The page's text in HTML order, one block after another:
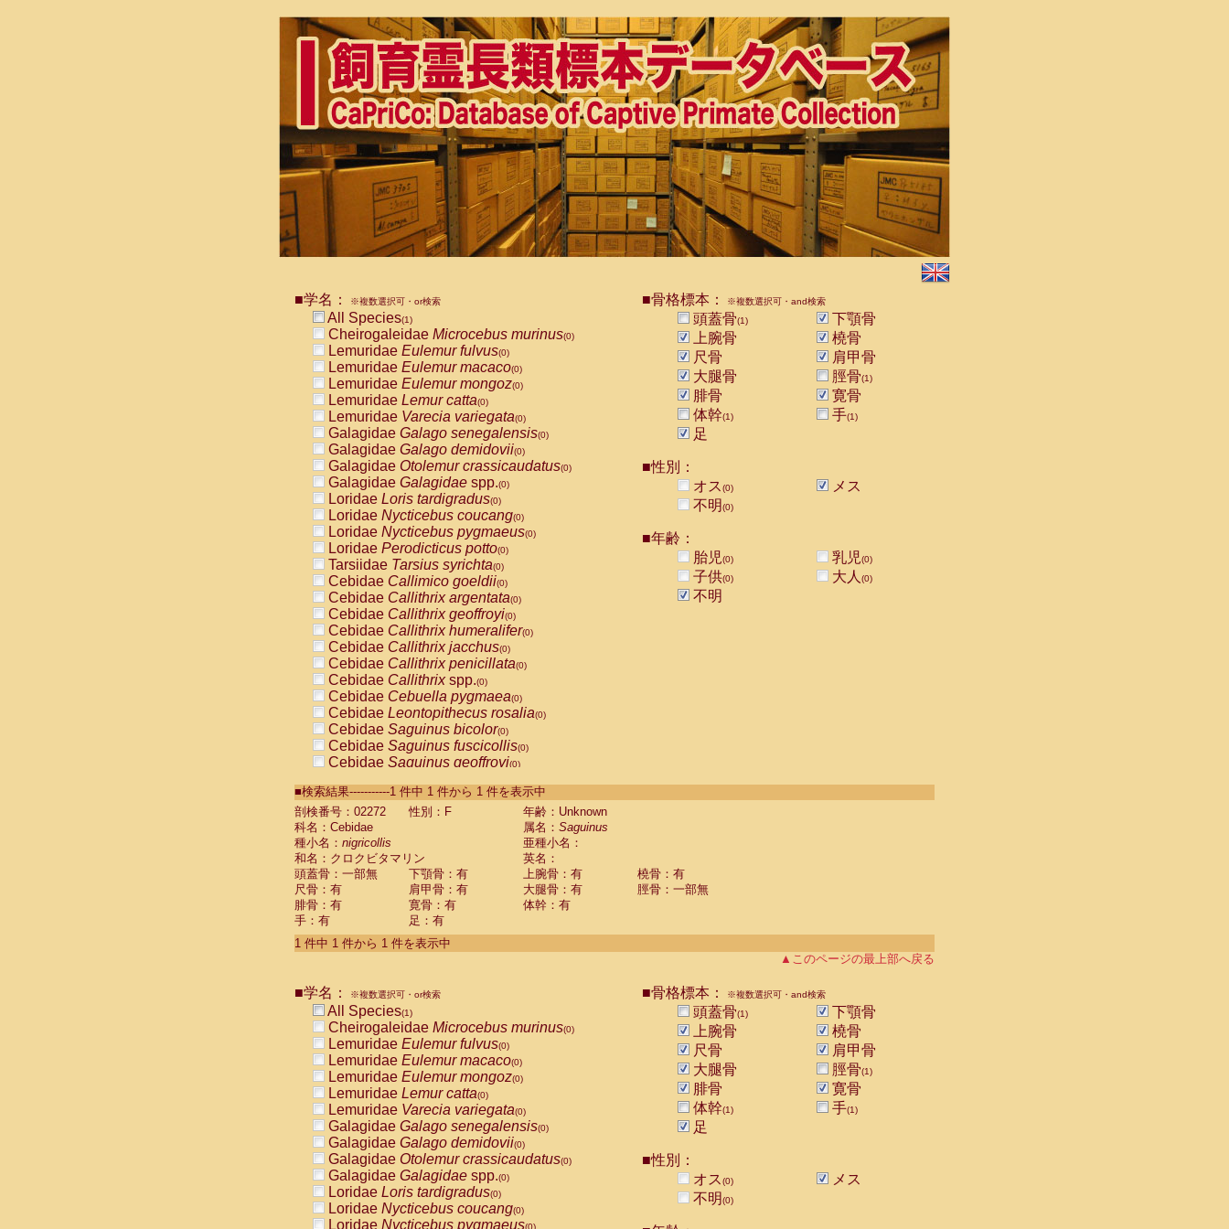
■学名： ※複数選択可・or検索
All Species(1)
Cheirogaleidae Microcebus murinus(0)
Lemuridae Eulemur fulvus(0)
Lemuridae Eulemur macaco(0)
Lemuridae Eulemur mongoz(0)
Lemuridae Lemur catta(0)
Lemuridae Varecia variegata(0)
Galagidae Galago senegalensis(0)
Galagidae Galago demidovii(0)
Galagidae Otolemur crassicaudatus(0)
Galagidae Galagidae spp.(0)
Loridae Loris tardigradus(0)
Loridae Nycticebus coucang(0)
Loridae Nycticebus pygmaeus(0)
Loridae Perodicticus potto(0)
Tarsiidae Tarsius syrichta(0)
Cebidae Callimico goeldii(0)
Cebidae Callithrix argentata(0)
Cebidae Callithrix geoffroyi(0)
Cebidae Callithrix humeralifer(0)
Cebidae Callithrix jacchus(0)
Cebidae Callithrix penicillata(0)
Cebidae Callithrixspp.(0)
Cebidae Cebuella pygmaea(0)
Cebidae Leontopithecus rosalia(0)
Cebidae Saguinus bicolor(0)
Cebidae Saguinus fuscicollis(0)
Cebidae Saguinus geoffroyi(0)
CebidaeSaguinus labiatus(0)
Cebidae Saguinus leucopus (0)
Cebidae
CebidaeSaguinus mystax
CebidaeSaguinus nigricollis (1)
Cebidae Saguinus oedipus
Cebidae Saguinus weddelli
Cebidae Saguinusspp.
Cebidae Aotus trivirgatus
Cebidae Cebus albifrons
CebidaeCebus nigrivittatus
CebidaeCebus
CebidaeSaimiri boliviensis(0)
CebidaeSaimiri sciureus(0)
AtelidaeAlouatta caraya(0)
AtelidaeAlouatta fusca(0)
AtelidaeAlouatta seniculus
AtelidaeAlouattaspp.(0)
AtelidaeAteles belzebuth(0)
AtelidaeAteles geoffroyi(0)
AtelidaeAteles paniscus(0)
AtelidaeAtelesspp.(0)
Atelidae Lagothrix lagothricha
AtelidaeLagothrix lagothricha cana
PitheciidaeCacajao calvus rubicundus
■骨格標本： ※複数選択可・and検索
頭蓋骨(1)
下顎骨
上腕骨
橈骨
尺骨
肩甲骨
大腿骨
脛骨(1)
腓骨
寛骨
体幹(1) 手(1)
足
■性別：
オス(0)
メス
不明(0)
■年齢：
胎児(0) 乳児(0)
子供(0) 大人 (0)
不明
■検索結果-----------1 件中 1 件から 1 件を表示中
剖検番号：02272
性別：F
年齢：Unknown
科名：Cebidae
属名： Saguinus
種小名： nigricollis
亜種小名：
和名：クロクビタマリン
英名：
頭蓋骨：一部無
下顎骨：有 上腕骨：有
橈骨：有
尺骨：有
肩甲骨：有 大腿骨：有
脛骨：一部無
腓骨：有
寛骨：有
体幹：有
手：有
足：有
1 件中 1 件から 1 件を表示中
▲このページの最上部へ戻る
■学名： ※複数選択可・or検索
All Species(1)
Cheirogaleidae Microcebus murinus(0)
Lemuridae Eulemur fulvus(0)
Lemuridae Eulemur macaco(0)
Lemuridae Eulemur mongoz(0)
Lemuridae Lemur catta(0)
Lemuridae Varecia variegata(0)
Galagidae Galago senegalensis(0)
Galagidae Galago demidovii(0)
Galagidae Otolemur crassicaudatus(0)
Galagidae Galagidae spp.(0)
Loridae Loris tardigradus(0)
Loridae Nycticebus coucang(0)
Loridae Nycticebus pygmaeus(0)
■骨格標本： ※複数選択可・and検索
頭蓋骨(1)
下顎骨
上腕骨
橈骨
尺骨
肩甲骨
大腿骨
脛骨(1)
腓骨
寛骨
体幹(1) 手(1)
足
■性別：
オス(0)
メス
不明(0)